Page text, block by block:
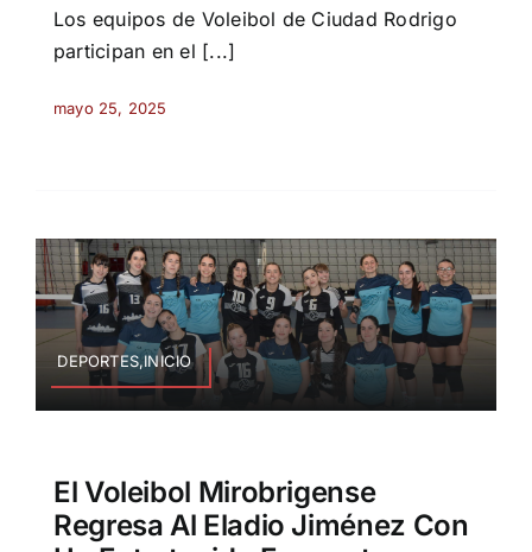
Los equipos de Voleibol de Ciudad Rodrigo
participan en el [...]
mayo 25, 2025
DEPORTES,INICIO
El Voleibol Mirobrigense
Regresa Al Eladio Jiménez Con